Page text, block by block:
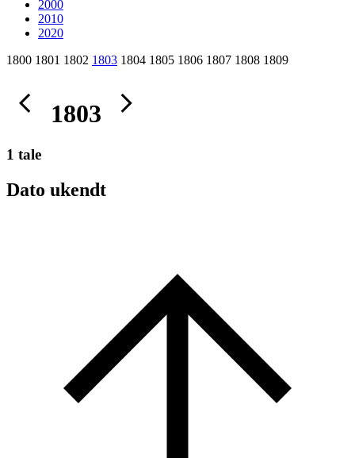
2000
2010
2020
1800 1801 1802 1803 1804 1805 1806 1807 1808 1809
1803
1 tale
Dato ukendt